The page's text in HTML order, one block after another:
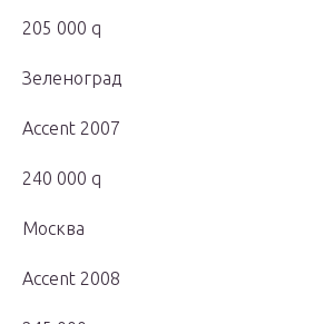
205 000 q
Зеленоград
Accent 2007
240 000 q
Москва
Accent 2008